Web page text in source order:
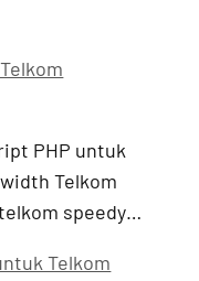
PHP untuk
Telkom
speedy…
Telkom